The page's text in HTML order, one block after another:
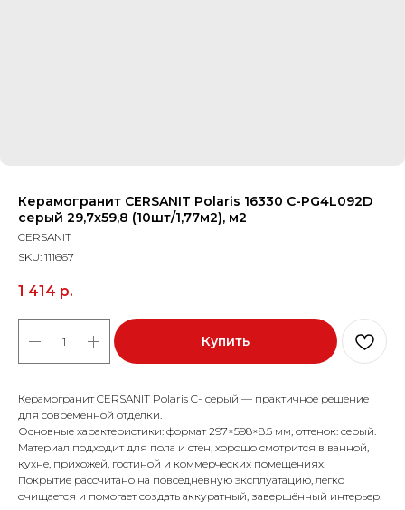
Керамогранит CERSANIT Polaris 16330 C-PG4L092D
серый 29,7x59,8 (10шт/1,77м2), м2
CERSANIT
SKU: 111667
1 414 р.
Купить
Керамогранит CERSANIT Polaris C- серый — практичное решение
для современной отделки.
Основные характеристики: формат 297×598×8.5 мм, оттенок: серый.
Материал подходит для пола и стен, хорошо смотрится в ванной,
кухне, прихожей, гостиной и коммерческих помещениях.
Покрытие рассчитано на повседневную эксплуатацию, легко
очищается и помогает создать аккуратный, завершённый интерьер.